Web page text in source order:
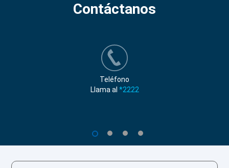
Contáctanos
Teléfono
Llama al *2222
1